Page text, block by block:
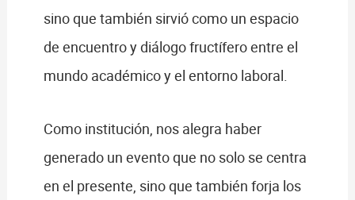
sino que también sirvió como un espacio
de encuentro y diálogo fructífero entre el
mundo académico y el entorno laboral.
Como institución, nos alegra haber
generado un evento que no solo se centra
en el presente, sino que también forja los